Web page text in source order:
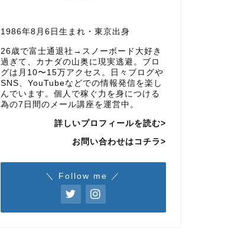
1986年8月6日生まれ・東京出身
26歳で富士通退社→スノーボード大好き
過ぎて、カナダの山奥に現実逃避。ブロ
グは月10〜15万アクセス。日々ブログや
SNS、YouTubeなどでの情報発信を楽し
んでいます。個人で稼ぐ力を身につける
為の7日間のメール講座を運営中。
詳しいプロフィールを読む>
お問い合わせはコチラ>
＼ Follow me ／